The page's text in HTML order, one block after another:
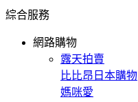
綜合服務
網路購物
露天拍賣
比比昂日本購物
媽咪愛